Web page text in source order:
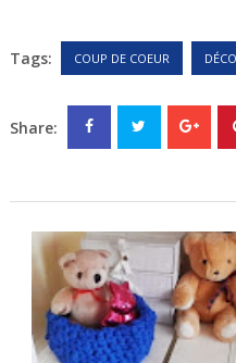
Tags: COUP DE COEUR DÉCO
Share: